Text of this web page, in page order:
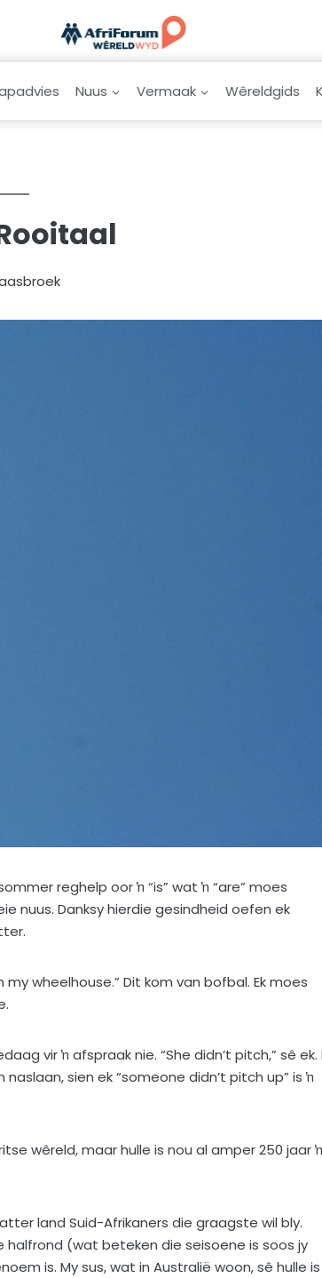
Nuus Vermaak Wêreldgids
reghelp oor ŉ “is” wat ŉ “are” moes
nuus. Danksy hierdie gesindheid oefen ek
wheelhouse.” Dit kom van bofbal. Ek moes
vir ŉ afspraak nie. “She didn’t pitch,” sê ek.
sien ek “someone didn’t pitch up” is ŉ
wêreld, maar hulle is nou al amper 250 jaar ŉ
land Suid-Afrikaners die graagste wil bly.
halfrond (wat beteken die seisoene is soos jy
is. My sus, wat in Australië woon, sê hulle is